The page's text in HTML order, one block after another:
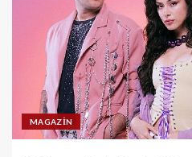
MAGAZIN